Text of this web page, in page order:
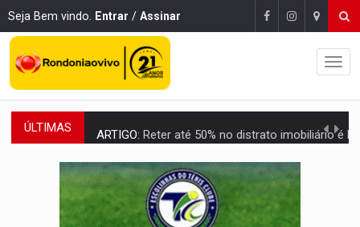
Seja Bem vindo. Entrar / Assinar
ÚLTIMAS ARTIGO: Reter até 50% no distrato imobiliário é legal, mas não pode
DO HOSPITAL AO CAMPO:Veja as mais de 200 ações de Marcos
EXPANSÃO:Grupo Nova Era amplia presença em PVH e transforma Aramix
ROTA GLOBAL:PCC amplia presença internacional e transforma Brasil em